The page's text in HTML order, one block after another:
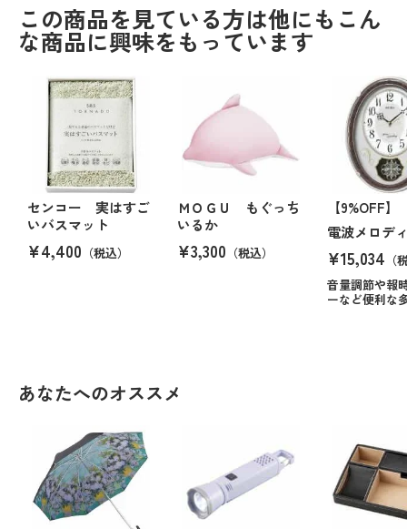
この商品を見ている方は他にもこん
な商品に興味をもっています
センコー 実はすご
いバスマット
¥4,400 （税込）
ＭＯＧＵ もぐっち
いるか
¥3,300 （税込）
【9%OFF】
電波メロデ
¥15,034 （
音量調節や報
ーなど便利な
あなたへのオススメ